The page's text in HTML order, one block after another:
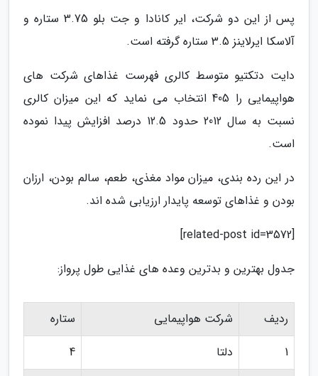
پس از این دو شرکت، ایر کانادا و جت بلو 3.75 ستاره و
آلاسکا ایرلاینز 3.5 ستاره گرفته است.
دایت دتکتیو متوسط کالری فهرست غذاهای شرکت های
هواپیمایی را 405 انتخاب می نماید که این میزان کالری
نسبت به سال 2012 حدود 12.5 درصد افزایش پیدا نموده
است.
در این رده بندی، میزان مواد مغذی، طعم، سالم بودن، ارزان
بودن و غذاهای توسعه پایدار ارزیابی شده اند.
[related-post id=3572]
جدول بهترین و بدترین وعده های غذایی طول پرواز:
ردیف شرکت هواپیمایی
ستاره
1
دلتا
4